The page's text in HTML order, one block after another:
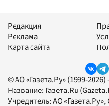
Редакция
Реклама
Карта сайта
© АО «Газета.Ру» (1999-
Название: Газета.Ru
Учредитель:АО «Газета.Ру»,